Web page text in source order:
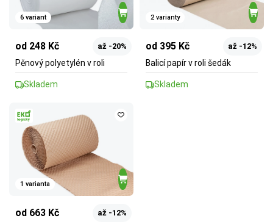
6 variant
od 248 Kč až -20%
Pěnový polyetylén v roli
Skladem
2 varianty
od 395 Kč až -12%
Balicí papír v roli šedák
Skladem
1 varianta
od 663 Kč až -12%